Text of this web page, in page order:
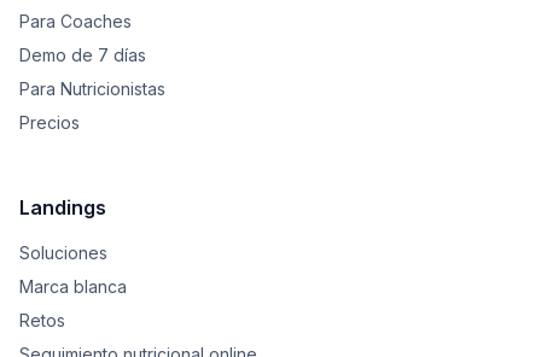
Para Coaches
Demo de 7 días
Para Nutricionistas
Precios
Landings
Soluciones
Marca blanca
Retos